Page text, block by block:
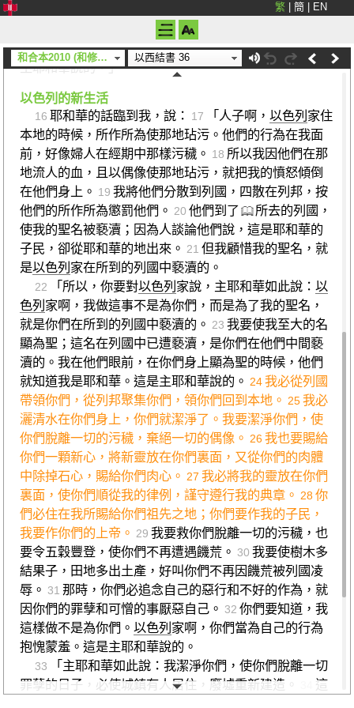
繁 簡 EN
和合本2010 (和修) (上帝) 以西結書 36
所以你必不再吞吃人，也不再使國民喪失
兒女。這是主耶和華說的。
15我使你不再聽見列國的羞
辱；你必不再受萬民的辱罵，也不再使國民絆跌。這是
主耶和華說的。」
以色列的新生活
16 耶和華的話臨到我，說： 17 「人子啊， 以色列 家住
本地的時候，所作所為使那地玷污。他們的行為在我面
前，好像婦人在經期中那樣污穢。 18 所以我因他們在那
地流人的血，且以偶像使那地玷污，就把我的憤怒傾倒
在他們身上。 19 我將他們分散到列國，四散在列邦，按
他們的所作所為懲罰他們。 20 他們到了
所去的列國，
使我的聖名被褻瀆；因為人談論他們說，這是耶和華的
子民，卻從耶和華的地出來。 21 但我顧惜我的聖名，就
是以色列 家在所到的列國中褻瀆的。
22 「所以，你要對以色列 家說，主耶和華如此說： 以
色列 家啊，我做這事不是為你們，而是為了我的聖名，
就是你們在所到的列國中褻瀆的。 23 我要使我至大的名
顯為聖；這名在列國中已遭褻瀆，是你們在他們中間褻
瀆的。我在他們眼前，在你們身上顯為聖的時候，他們
就知道我是耶和華。這是主耶和華說的。 24我必從列國
帶領你們，從列邦聚集你們，領你們回到本地。 25我必
灑清水在你們身上，你們就潔淨了。我要潔淨你們，使
你們脫離一切的污穢，棄絕一切的偶像。 26我也要賜給
你們一顆新心，將新靈放在你們裏面，又從你們的肉體
中除掉石心，賜給你們肉心。 27 我必將我的靈放在你們
裏面，使你們順從我的律例，謹守遵行我的典章。 28你
們必住在我所賜給你們祖先之地；你們要作我的子民，
我要作你們的上帝。 29 我要救你們脫離一切的污穢，也
要令五穀豐登，使你們不再遭遇饑荒。 30 我要使樹木多
結果子，田地多出土產，好叫你們不再因饑荒被列國凌
辱。 31 那時，你們必追念自己的惡行和不好的作為，就
因你們的罪孽和可憎的事厭惡自己。 32 你們要知道，我
這樣做不是為你們。 以色列 家啊，你們當為自己的行為
抱愧蒙羞。這是主耶和華說的。
33
「主耶和華如此說：我潔淨你們，使你們脫離一切
罪孽的日子，必使城鎮有人居住，廢墟重新建造。
這